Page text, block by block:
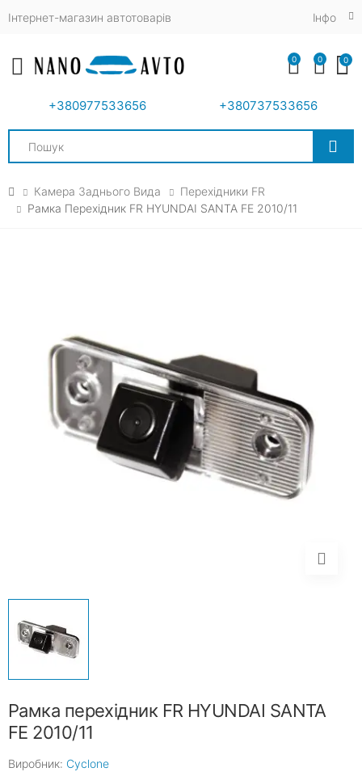
Інтернет-магазин автотоварів Iнфо
Toggle mobile menu
+380977533656 +380737533656
Search
0 0 0
Камера Заднього Вида
Перехідники FR
Рамка Перехідник FR HYUNDAI SANTA FE 2010/11
Рамка перехідник FR HYUNDAI SANTA
FE 2010/11
Виробник: Cyclone